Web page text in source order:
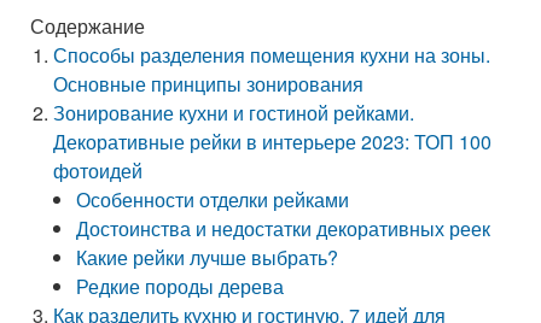
Содержание
Способы разделения помещения кухни на зоны.
Основные принципы зонирования
Зонирование кухни и гостиной рейками.
Декоративные рейки в интерьере 2023: ТОП 100
фотоидей
Особенности отделки рейками
Достоинства и недостатки декоративных реек
Какие рейки лучше выбрать?
Редкие породы дерева
Как разделить кухню и гостиную. 7 идей для